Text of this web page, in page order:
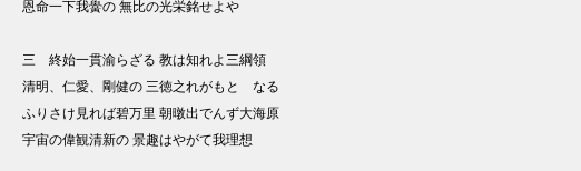
恩命一下我黌の 無比の光栄銘せよや
三 終始一貫渝らざる 教は知れよ三綱領
清明、仁愛、剛健の 三徳之れがもとゝなる
ふりさけ見れば碧万里 朝暾出でんず大海原
宇宙の偉観清新の 景趣はやがて我理想